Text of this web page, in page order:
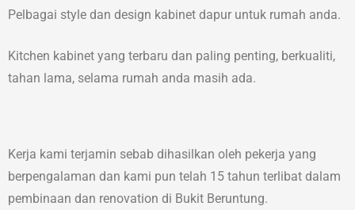
Pelbagai style dan design kabinet dapur untuk rumah anda.
Kitchen kabinet yang terbaru dan paling penting, berkualiti,
tahan lama, selama rumah anda masih ada.
Kerja kami terjamin sebab dihasilkan oleh pekerja yang
berpengalaman dan kami pun telah 15 tahun terlibat dalam
pembinaan dan renovation di Bukit Beruntung.